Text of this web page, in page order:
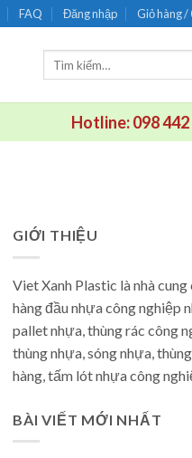
FAQ Đăng nhập Giỏ hàng /
Hotline: 098
GIỚI THIỆU
Viet Xanh Plastic là nhà cung
hàng đầu nhựa công nghiệp
pallet nhựa, thùng rác công
thùng nhựa, sóng nhựa,
hàng, tấm lót nhựa công
BÀI VIẾT MỚI NHẤT